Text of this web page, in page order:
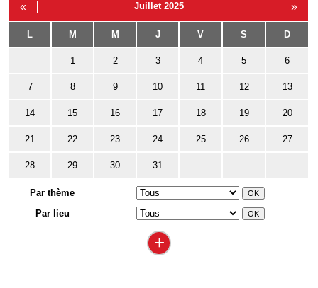
« Juillet 2025 »
L M M J V S D
1 2 3 4 5 6
7 8 9 10 11 12 13
14 15 16 17 18 19 20
21 22 23 24 25 26 27
28 29 30 31
Par thème
Par lieu
+